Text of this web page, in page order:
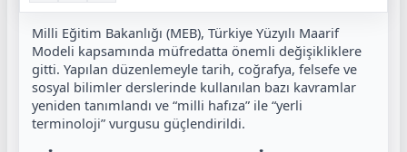
Milli Eğitim Bakanlığı (MEB), Türkiye Yüzyılı Maarif
Modeli kapsamında müfredatta önemli değişikliklere
gitti. Yapılan düzenlemeyle tarih, coğrafya, felsefe ve
sosyal bilimler derslerinde kullanılan bazı kavramlar
yeniden tanımlandı ve “milli hafıza” ile “yerli
terminoloji” vurgusu güçlendirildi.